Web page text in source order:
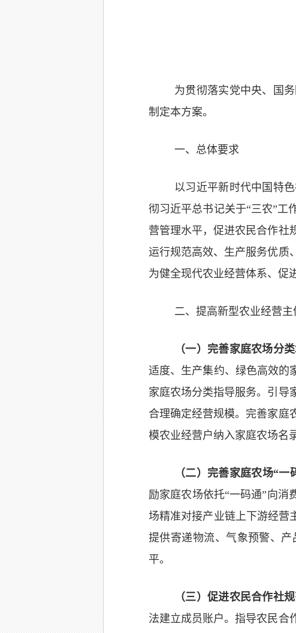
为贯彻落实党中央、国
制定本方案。
一、总体要求
以习近平新时代中国特
彻习近平总书记关于“三农”工
营管理水平，促进农民合作社
运行规范高效、生产服务优质
为健全现代农业经营体系、促
二、提高新型农业经营主
（一） 完善家庭农场分类
适度、生产集约、绿色高效的
家庭农场分类指导服务。引导
合理确定经营规模。完善家庭
模农业经营户纳入家庭农场名
（二） 完善家庭农场“一
励家庭农场依托“一码通”向消
场精准对接产业链上下游经营
提供寄递物流、气象预警、
平。
（三）促进农民合作社规
法建立成员账户。指导农民合